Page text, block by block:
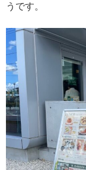
うです。